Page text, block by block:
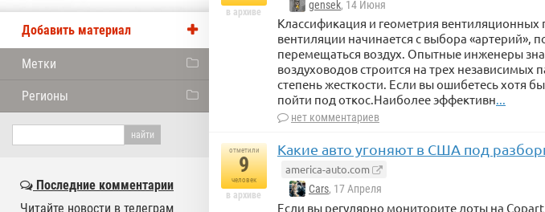
в архиве
gensek, 14 Июня
Классификация и геометрия вентиляционных
вентиляции начинается с выбора «артерий»,
перемещаться воздух. Опытные инженеры
воздуховодов строится на трех
степень жесткости. Если вы ошибетесь хотя
пойти под откос.Наиболее эффективн...
нет комментариев
отметили
9
человек
в архиве
Какие авто угоняют в США под
america-auto.com
Cars, 17 Апреля
Если вы регулярно мониторите лоты на
Добавить материал
Метки
Регионы
Последние комментарии
Читайте новости в телеграм